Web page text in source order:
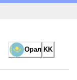
Орал KK